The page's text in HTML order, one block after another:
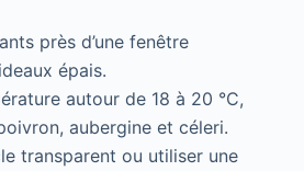
près d’une fenêtre
épais.
autour de 18 à 20 °C,
aubergine et céleri.
transparent ou utiliser une